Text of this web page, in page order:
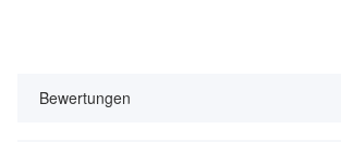
Bewertungen